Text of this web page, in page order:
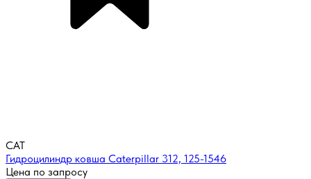
CAT
Гидроцилиндр ковша Caterpillar 312, 125-1546
Цена по запросу